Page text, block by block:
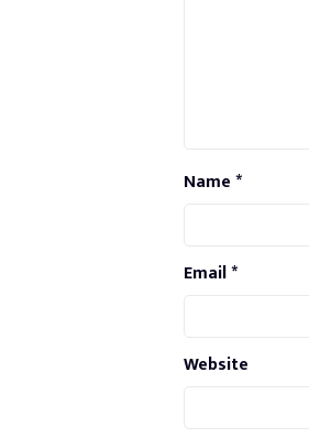
Name*
Email*
Website